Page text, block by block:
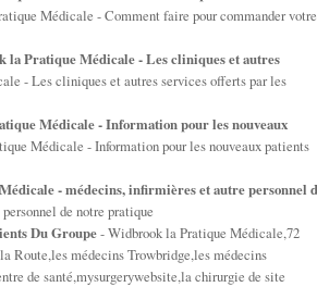
Médicale - Comment faire pour commander votre
la Pratique Médicale - Les cliniques et autres
- Les cliniques et autres services offerts par les
Médicale - Information pour les nouveaux
Médicale - Information pour les nouveaux patients
- médecins, infirmières et autre personnel
de notre pratique
Du Groupe- Widbrook la Pratique Médicale,72
Route,les médecins Trowbridge,les médecins
de santé,mysurgerywebsite,la chirurgie de site